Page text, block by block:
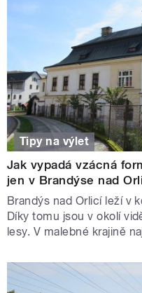
Tipy na výlet
Jak vypadá vzácná
jen v Brandýse nad
Brandýs nad Orlicí leží v
Díky tomu jsou v okolí
lesy. V malebné krajině